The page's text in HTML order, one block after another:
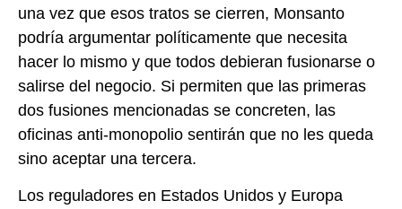
una vez que esos tratos se cierren, Monsanto
podría argumentar políticamente que necesita
hacer lo mismo y que todos debieran fusionarse o
salirse del negocio. Si permiten que las primeras
dos fusiones mencionadas se concreten, las
oficinas anti-monopolio sentirán que no les queda
sino aceptar una tercera.
Los reguladores en Estados Unidos y Europa